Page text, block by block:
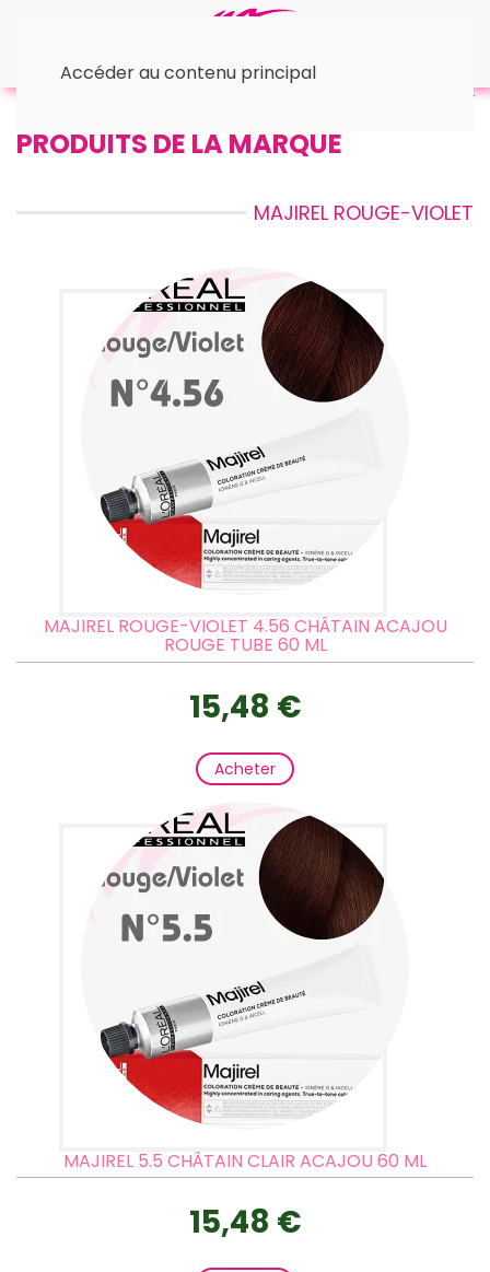
Accéder au contenu principal
PRODUITS DE LA MARQUE
MAJIREL ROUGE-VIOLET
MAJIREL ROUGE-VIOLET 4.56 CHÂTAIN ACAJOU
ROUGE TUBE 60 ML
15,48 €
Acheter
MAJIREL 5.5 CHÂTAIN CLAIR ACAJOU 60 ML
15,48 €